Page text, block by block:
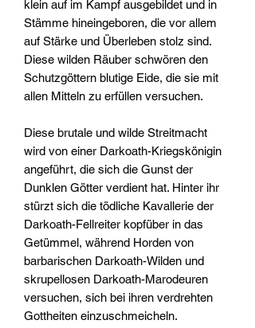
klein auf im Kampf ausgebildet und in
Stämme hineingeboren, die vor allem
auf Stärke und Überleben stolz sind.
Diese wilden Räuber schwören den
Schutzgöttern blutige Eide, die sie mit
allen Mitteln zu erfüllen versuchen.
Diese brutale und wilde Streitmacht
wird von einer Darkoath-Kriegskönigin
angeführt, die sich die Gunst der
Dunklen Götter verdient hat. Hinter ihr
stürzt sich die tödliche Kavallerie der
Darkoath-Fellreiter kopfüber in das
Getümmel, während Horden von
barbarischen Darkoath-Wilden und
skrupellosen Darkoath-Marodeuren
versuchen, sich bei ihren verdrehten
Gottheiten einzuschmeicheln.